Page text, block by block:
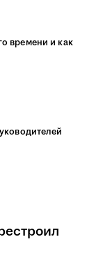
времени и как